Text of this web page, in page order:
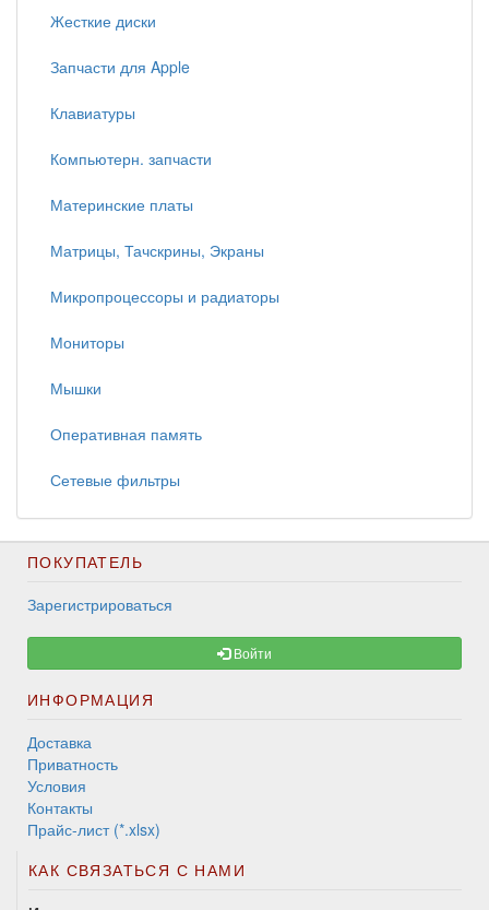
Жесткие диски
Запчасти для Apple
Клавиатуры
Компьютерн. запчасти
Материнские платы
Матрицы, Тачскрины, Экраны
Микропроцессоры и радиаторы
Мониторы
Мышки
Оперативная память
Сетевые фильтры
ПОКУПАТЕЛЬ
Зарегистрироваться
Войти
ИНФОРМАЦИЯ
Доставка
Приватность
Условия
Контакты
Прайс-лист (*.xlsx)
КАК СВЯЗАТЬСЯ С НАМИ